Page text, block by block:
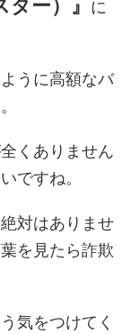
ー）』
に
うに高額なバ
くありません
ですね。
対はありませ
を見たら詐欺
気をつけてく